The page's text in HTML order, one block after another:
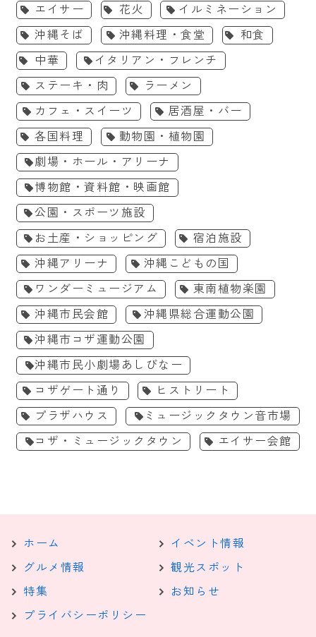
エイサー
花火
イルミネーション
沖縄そば
沖縄料理・食堂
和食
中華
イタリアン・フレンチ
ステーキ・肉
ラーメン
カフェ・スイーツ
居酒屋・バー
各国料理
動物園・植物園
劇場・ホール・アリーナ
博物館・資料館・映画館
公園・スポーツ施設
お土産・ショッピング
宿泊施設
沖縄アリーナ
沖縄こどもの国
ワンダーミュージアム
東南植物楽園
沖縄市民会館
沖縄県総合運動公園
沖縄市コザ運動公園
沖縄市民小劇場あしびなー
コザゲート通り
ヒストリート
プラザハウス
ミュージックタウン音市場
コザ・ミュージックタウン
エイサー会館
ホーム
イベント情報
グルメ情報
観光スポット
特集
お知らせ
プライバシーポリシー